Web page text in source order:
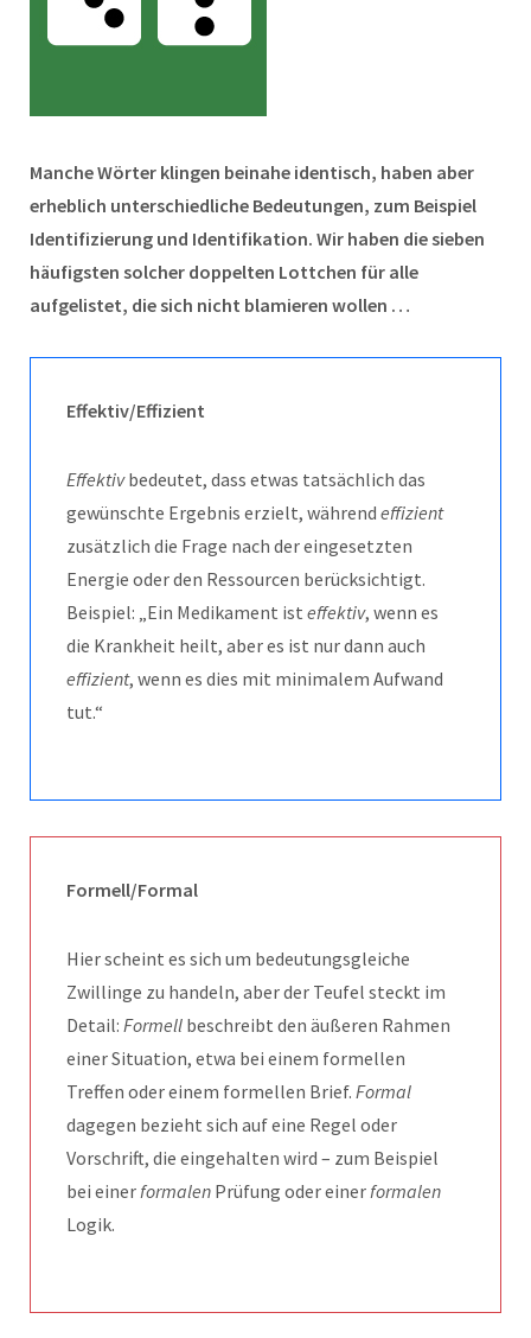
Manche Wörter klingen beinahe identisch, haben aber
erheblich unterschiedliche Bedeutungen, zum Beispiel
Identifizierung und Identifikation. Wir haben die sieben
häufigsten solcher doppelten Lottchen für alle
aufgelistet, die sich nicht blamieren wollen …
Effektiv/Effizient
Effektivbedeutet, dass etwas tatsächlich das
gewünschte Ergebnis erzielt, während effizient
zusätzlich die Frage nach der eingesetzten
Energie oder den Ressourcen berücksichtigt.
Beispiel: „Ein Medikament ist effektiv, wenn es
die Krankheit heilt, aber es ist nur dann auch
effizient, wenn es dies mit minimalem Aufwand
tut.“
Formell/Formal
Hier scheint es sich um bedeutungsgleiche
Zwillinge zu handeln, aber der Teufel steckt im
Detail: Formell beschreibt den äußeren Rahmen
einer Situation, etwa bei einem formellen
Treffen oder einem formellen Brief. Formal
dagegen bezieht sich auf eine Regel oder
Vorschrift, die eingehalten wird – zum Beispiel
bei einer formalen Prüfung oder einer formalen
Logik.